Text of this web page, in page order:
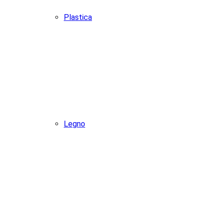
Plastica
Legno